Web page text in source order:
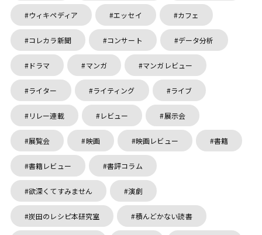
ウィキペディア エッセイ カフェ
コレカラ新聞 コンサート データ分析
ドラマ マンガ マンガレビュー
ライター ライティング ライブ
リレー連載 レビュー 展示会
展覧会 映画 映画レビュー 書籍
書籍レビュー 書評コラム
欲深くてすみません 演劇
炭田のレシピ本研究室 積んどかない読書